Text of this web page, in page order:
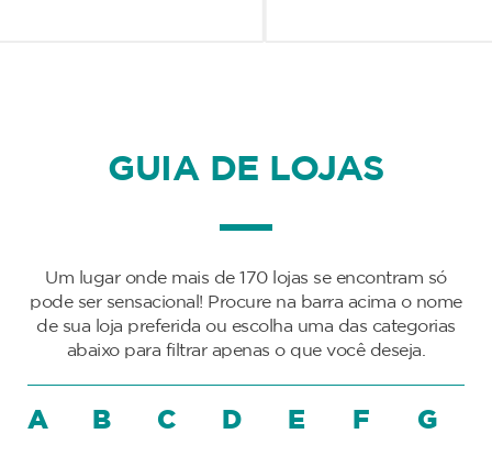
GUIA DE LOJAS
Um lugar onde mais de 170 lojas se encontram só
pode ser sensacional! Procure na barra acima o nome
de sua loja preferida ou escolha uma das categorias
abaixo para filtrar apenas o que você deseja.
A B C D E F G